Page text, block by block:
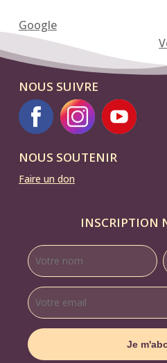
Google
NOUS SUIVRE
NOUS SOUTENIR
Faire un don
INSCRIPTION